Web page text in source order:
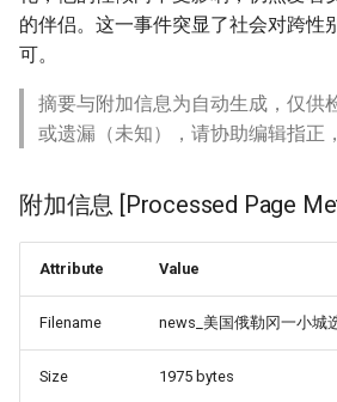
的伴侣。这一事件突显了社会对跨性
可。
摘要与附加信息为自动生成，仅供
或遗漏（未知），请协助编辑指正
附加信息 [Processed Page
Attribute Value
Filename news_美国俄勒冈一小城
Size 1975 bytes